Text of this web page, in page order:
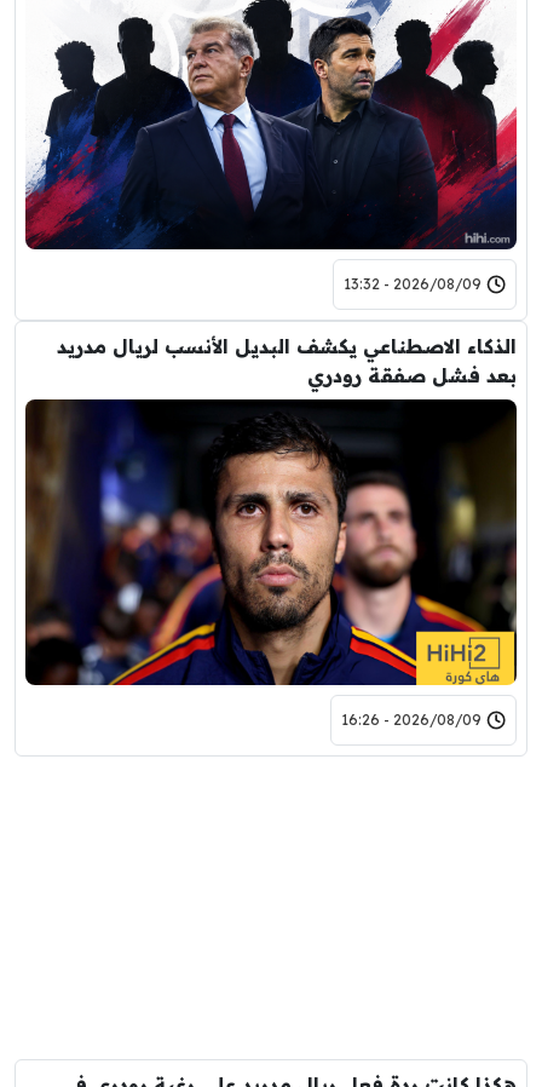
2026/08/09 - 13:32
الذكاء الاصطناعي يكشف البديل الأنسب لريال مدريد
بعد فشل صفقة رودري
2026/08/09 - 16:26